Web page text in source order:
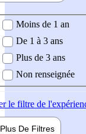
demandée
Moins de 1 an
De 1 à 3 ans
Plus de 3 ans
Non renseignée
le filtre de
Plus De Filtres